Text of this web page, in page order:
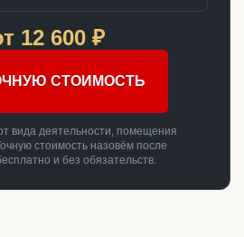
12 600 ₽
СТОИМОСТЬ
вида деятельности, помещения
стоимость назовём после
и без обязательств.